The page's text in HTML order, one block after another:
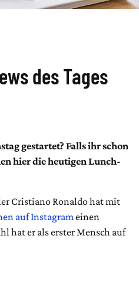
des Tages
gestartet? Falls ihr schon
hier die heutigen Lunch-
Cristiano Ronaldo hat mit
auf Instagrameinen
hat er als erster Mensch auf